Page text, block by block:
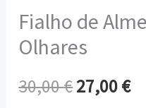
Fialho de
Olhares
30,00€27,00€